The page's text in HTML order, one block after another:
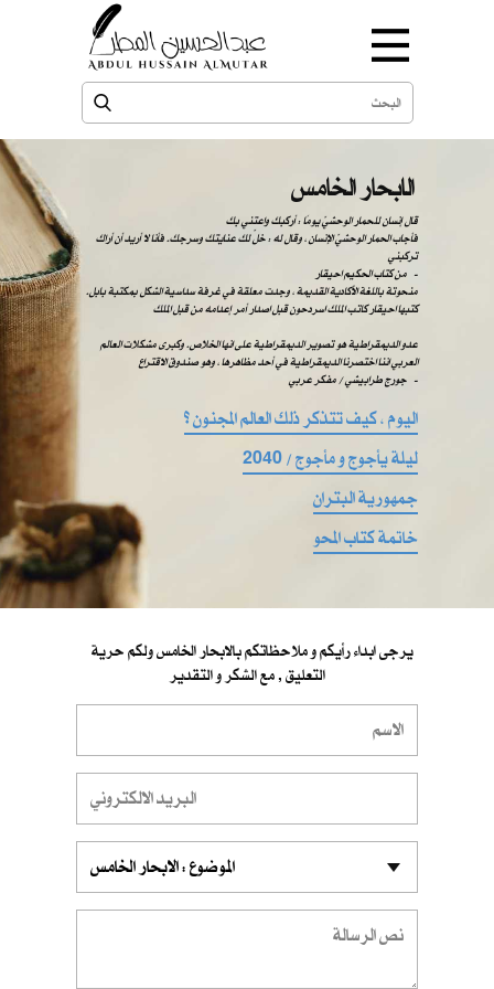
الابحار الخامس
قال إنسان للحمار الوحشيّ يومًا : أركبك واعتني بك
تركبني
من كتاب الحكيم احيقار -
منحوتة باللغة الأكادية القديمة ، وجدت معلقة في غرفة سداسية الشكل بمكتبة بابل.
كتبها احيقار كاتب الملك اسردحون قبل اصدار أمر إعدامه من قبل الملك
عدو الديمقراطية هو تصوير الديمقراطية على انها الخلاص. وكبرى مشكلات العالم
العربي اننا اختصرنا الديمقراطية في أحد مظاهرها ، وهو صندوق الاقتراع
​​ ​​جورج طرابيشي / مفكر عربي -
اليوم ، كيف تتذكر ذلك العالم المجنون ؟
ليلة يأجوج و مأجوج / 2040
جمهورية البتران
خاتمة كتاب المحو
التعليق , مع الشكر و التقدير